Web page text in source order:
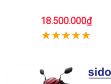
18.500.000₫